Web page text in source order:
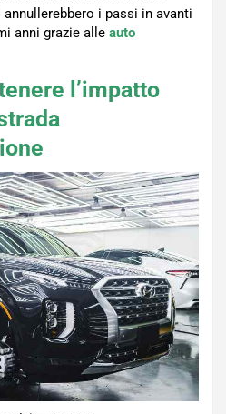
i passi in avanti
anni grazie alle auto
l’impatto